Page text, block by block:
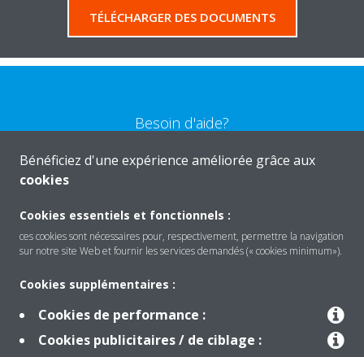
TÉLÉCHARGER DES DOCUMENTS
Besoin d'aide?
CONTACTEZ-NOUS
Solutions
Bénéficiez d'une expérience améliorée grâce aux
cookies
Cookies essentiels et fonctionnels :
ces cookies sont nécessaires pour, respectivement, permettre la navigation
sur notre site Web et fournir les services demandés (« cookies minimum»).
Cookies supplémentaires :
Cookies de performance :
Cookies publicitaires / de ciblage :